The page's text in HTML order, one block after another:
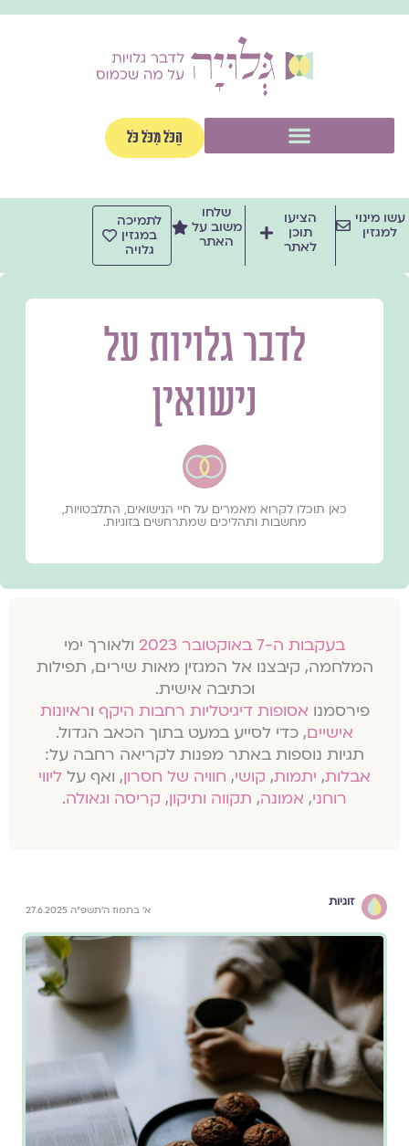
הַכֹּל מִכֹּל כֹּל
עשו מינוי
למגזין
הציעו
תוכן
לאתר
שלחו
משוב על
האתר
לתמיכה
במגזין
גלויה
לדבר גלויות על
נישואין
כאן תוכלו לקרוא מאמרים על חיי הנישואים, התלבטויות,
מחשבות ותהליכים שמתרחשים בזוגיות.
בעקבות ה-7 באוקטובר 2023
ולאורך ימי
המלחמה, קיבצנו אל המגזין מאות שירים, תפילות
וכתיבה אישית.
פירסמנו אסופות דיגיטליות רחבות היקףוראיונות
אישיים, כדי לסייע במעט בתוך הכאב הגדול.
תגיות נוספות באתר מפנות לקריאה רחבה על:
אבלות, יתמות, קושי, חוויה של חסרון, ואף על ליווי
רוחני, אמונה, תקווה ותיקון, קריסה וגאולה.
זוגיות
א׳ בתמוז ה׳תשפ״ה 27.6.2025